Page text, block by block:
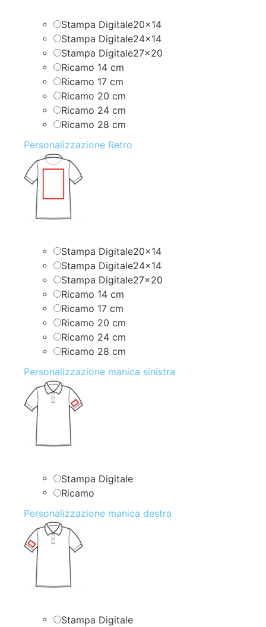
Stampa Digitale20x14
Stampa Digitale24x14
Stampa Digitale27x20
Ricamo 14 cm
Ricamo 17 cm
Ricamo 20 cm
Ricamo 24 cm
Ricamo 28 cm
Personalizzazione Retro
Stampa Digitale20x14
Stampa Digitale24x14
Stampa Digitale27x20
Ricamo 14 cm
Ricamo 17 cm
Ricamo 20 cm
Ricamo 24 cm
Ricamo 28 cm
Personalizzazione manica sinistra
Stampa Digitale
Ricamo
Personalizzazione manica destra
Stampa Digitale